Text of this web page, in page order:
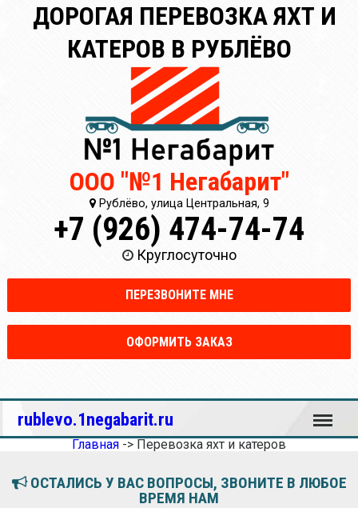
ДОРОГАЯ ПЕРЕВОЗКА ЯХТ И
КАТЕРОВ В РУБЛЁВО
ООО "№1 Негабарит"
Рублёво, улица Центральная, 9
+7 (926) 474-74-74
Круглосуточно
ПЕРЕЗВОНИТЕ МНЕ
ОФОРМИТЬ ЗАКАЗ
rublevo.1negabarit.ru Меню
Главная -> Перевозка яхт и катеров
ОСТАЛИСЬ У ВАС ВОПРОСЫ, ЗВОНИТЕ В ЛЮБОЕ
ВРЕМЯ НАМ